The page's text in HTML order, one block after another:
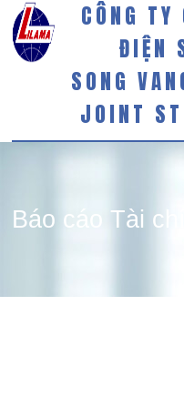
CÔNG TY
ĐIỆN
SONG
JOINT
Báo cáo Tài